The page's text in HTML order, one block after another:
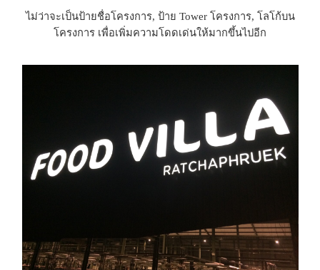
ไม่ว่าจะเป็นป้ายชื่อโครงการ, ป้าย Tower โครงการ, โลโก้บน
โครงการ เพื่อเพิ่มความโดดเด่นให้มากขึ้นไปอีก